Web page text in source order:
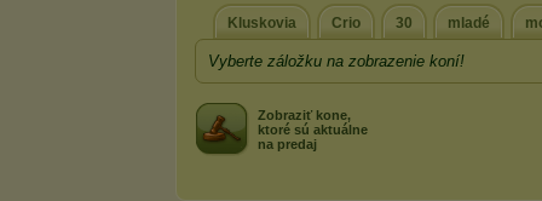
Kluskovia Crio 30 mladé
Vyberte záložku na zobrazenie koní!
Zobraziť kone,
ktoré sú aktuálne
na predaj